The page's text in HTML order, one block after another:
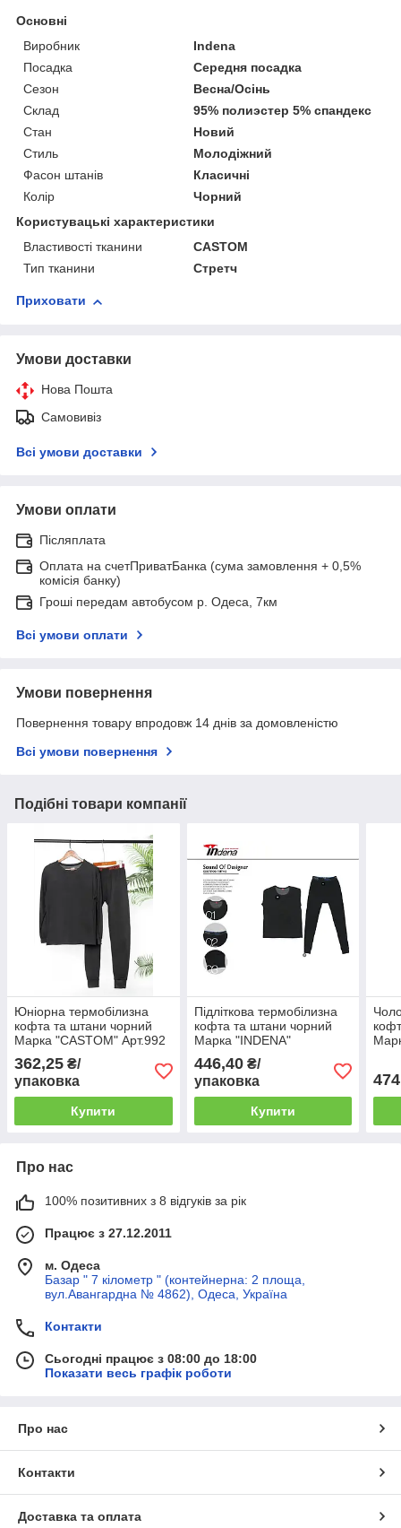
Основні
Виробник
Indena
Посадка
Середня посадка
Сезон
Весна/Осінь
Склад
95% полиэстер 5% спандекс
Стан
Новий
Стиль
Молодіжний
Фасон штанів
Класичні
Колір
Чорний
Користувацькі характеристики
Властивості тканини
CASTOM
Тип тканини
Стретч
Приховати
Умови доставки
Нова Пошта
Самовивіз
Всі умови доставки
Умови оплати
Післяплата
Оплата на счетПриватБанка (сума замовлення + 0,5%
комісія банку)
Гроші передам автобусом р. Одеса, 7км
Всі умови оплати
Умови повернення
Повернення товару впродовж 14 днів за домовленістю
Всі умови повернення
Подібні товари компанії
Юніорна термобілизна
кофта та штани чорний
Марка "CASTOM" Арт.992
362,25 ₴/
упаковка
Купити
Підліткова термобілизна
кофта та штани чорний
Марка "INDENA"
446,40₴/
упаковка
Купити
Про нас
100% позитивних з 8 відгуків за рік
Працює з 27.12.2011
м. Одеса
Базар " 7 кілометр " (контейнерна: 2 площа,
вул.Авангардна № 4862), Одеса, Україна
Контакти
Сьогодні працює з 08:00 до 18:00
Показати весь графік роботи
Про нас
Контакти
Доставка та оплата